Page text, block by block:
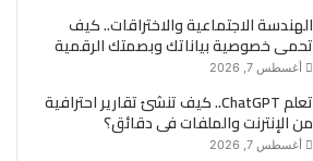
الهندسة الاجتماعية والاختراقات.. كيف
تحمى خصوصية بياناتك وبصمتك الرقمية
أغسطس 7, 2026
تعلم ChatGPT.. كيف تنشئ تقارير احترافية
من الإنترنت والملفات فى دقائق؟
أغسطس 7, 2026